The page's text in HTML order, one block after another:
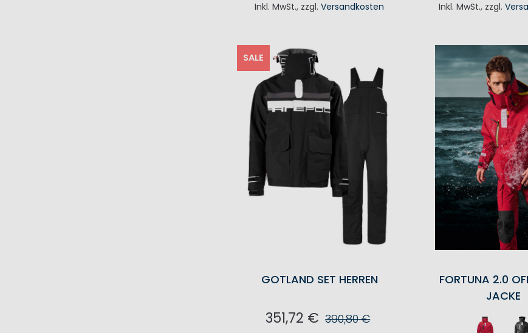
Inkl. MwSt., zzgl.Versandkosten Inkl. MwSt., zzgl.
SALE
GOTLAND SET HERREN
351,72 € 390,80 €
FORTUNA 2.0
JACKE